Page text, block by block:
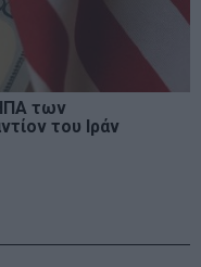
των
του Ιράν